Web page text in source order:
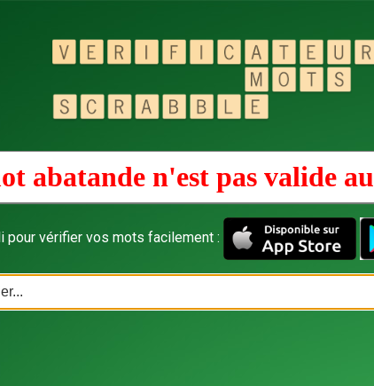
abatande n'est pas valide au
pour vérifier vos mots facilement :